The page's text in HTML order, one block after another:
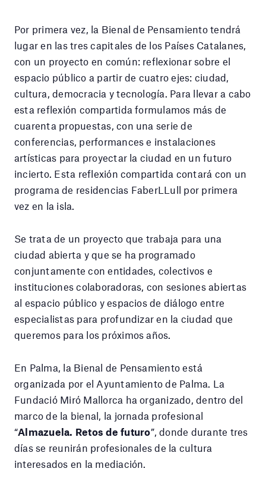
Por primera vez, la Bienal de Pensamiento tendrá
lugar en las tres capitales de los Países Catalanes,
con un proyecto en común: reflexionar sobre el
espacio público a partir de cuatro ejes: ciudad,
cultura, democracia y tecnología. Para llevar a cabo
esta reflexión compartida formulamos más de
cuarenta propuestas, con una serie de
conferencias, performances e instalaciones
artísticas para proyectar la ciudad en un futuro
incierto. Esta reflexión compartida contará con un
programa de residencias FaberLLull por primera
vez en la isla.
Se trata de un proyecto que trabaja para una
ciudad abierta y que se ha programado
conjuntamente con entidades, colectivos e
instituciones colaboradoras, con sesiones abiertas
al espacio público y espacios de diálogo entre
especialistas para profundizar en la ciudad que
queremos para los próximos años.
En Palma, la Bienal de Pensamiento está
organizada por el Ayuntamiento de Palma. La
Fundació Miró Mallorca ha organizado, dentro del
marco de la bienal, la jornada profesional
“Almazuela. Retos de futuro”, donde durante tres
días se reunirán profesionales de la cultura
interesados en la mediación.